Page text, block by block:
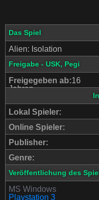
Das Spiel
Alien: Isolation
Freigabe - USK, Pegi
Freigegeben ab:16
Jahren
Lokal Spieler:
Online Spieler:
Publisher:
Genre:
Veröffentlichung des
MS Windows
Playstation 3